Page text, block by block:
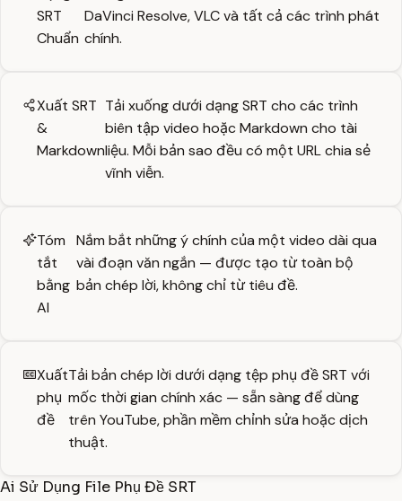
SRT
Chuẩn
DaVinci Resolve, VLC và tất cả các trình phát
chính.
Xuất SRT
&
Markdown
Tải xuống dưới dạng SRT cho các trình
biên tập video hoặc Markdown cho tài
liệu. Mỗi bản sao đều có một URL chia sẻ
vĩnh viễn.
Tóm
tắt
bằng
AI
Nắm bắt những ý chính của một video dài qua
vài đoạn văn ngắn — được tạo từ toàn bộ
bản chép lời, không chỉ từ tiêu đề.
Xuất
phụ
đề
Tải bản chép lời dưới dạng tệp phụ đề SRT với
mốc thời gian chính xác — sẵn sàng để dùng
trên YouTube, phần mềm chỉnh sửa hoặc dịch
thuật.
Ai Sử Dụng File Phụ Đề SRT